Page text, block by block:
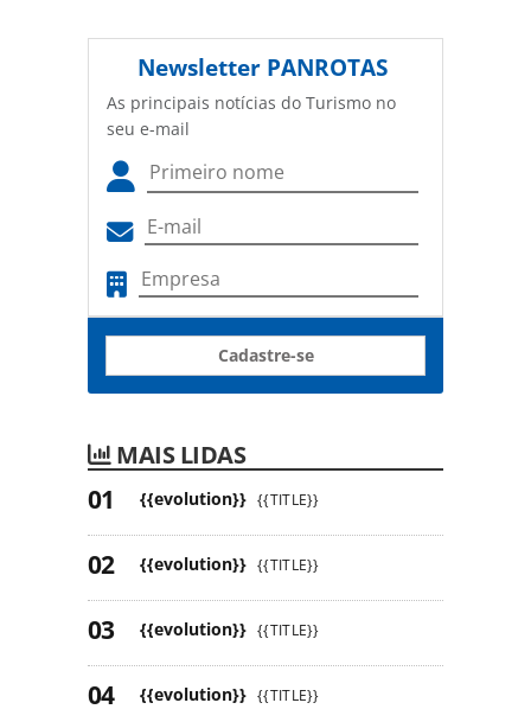
Newsletter PANROTAS
As principais notícias do Turismo no
seu e-mail
Cadastre-se
MAIS LIDAS
{{evolution}} {{TITLE}}
{{evolution}} {{TITLE}}
{{evolution}} {{TITLE}}
{{evolution}} {{TITLE}}